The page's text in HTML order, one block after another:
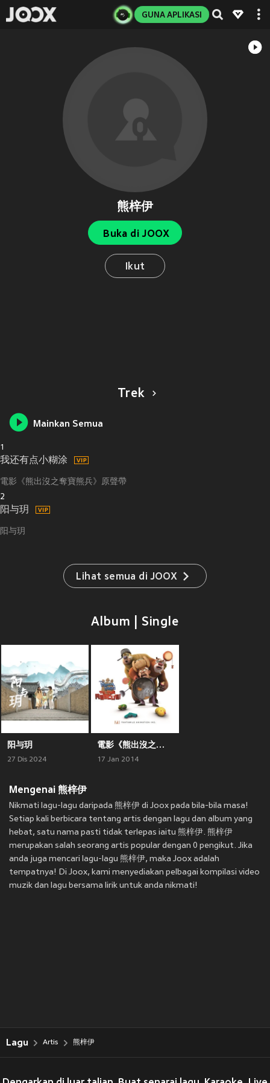
GUNA APLIKASI
熊梓伊
Buka di JOOX
Ikut
Trek
Mainkan Semua
1
我还有点小糊涂
電影《熊出沒之奪寶熊兵》原聲帶
2
阳与玥
阳与玥
Lihat semua di JOOX
Album | Single
阳与玥
27 Dis 2024
電影《熊出沒之奪寶熊兵》原聲帶
17 Jan 2014
Mengenai 熊梓伊
Nikmati lagu-lagu daripada 熊梓伊 di Joox pada bila-bila masa!
Setiap kali berbicara tentang artis dengan lagu dan album yang
hebat, satu nama pasti tidak terlepas iaitu 熊梓伊. 熊梓伊
merupakan salah seorang artis popular dengan 0 pengikut. Jika
anda juga mencari lagu-lagu 熊梓伊, maka Joox adalah
tempatnya! Di Joox, kami menyediakan pelbagai kompilasi video
muzik dan lagu bersama lirik untuk anda nikmati!
Lagu Artis 熊梓伊